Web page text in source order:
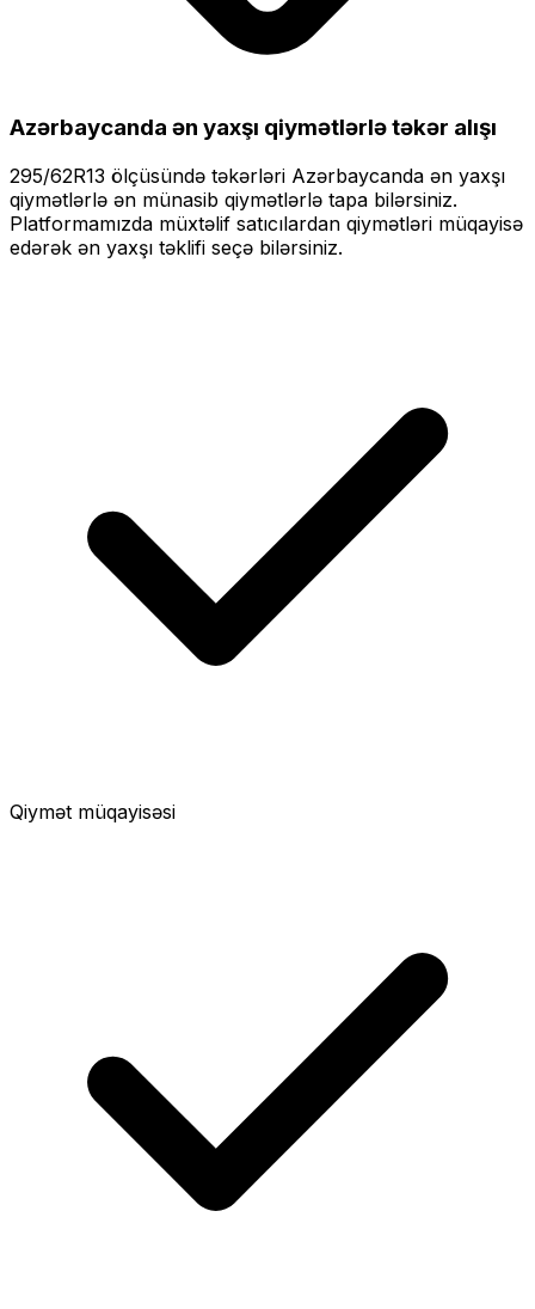
Azərbaycanda ən yaxşı qiymətlərlətəkər alışı
295/62R13 ölçüsündə təkərləri Azərbaycanda ən yaxşı
qiymətlərlə ən münasib qiymətlərlə tapa bilərsiniz.
Platformamızda müxtəlif satıcılardan qiymətləri müqayisə
edərək ən yaxşı təklifi seçə bilərsiniz.
Qiymət müqayisəsi